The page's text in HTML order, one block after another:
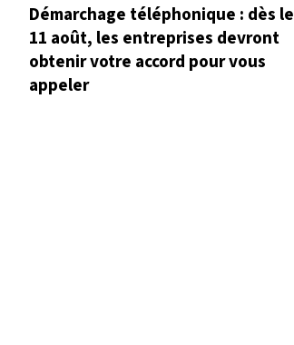
Démarchage téléphonique : dès le
11 août, les entreprises devront
obtenir votre accord pour vous
appeler